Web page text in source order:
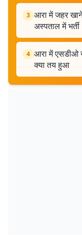
3 आरा में जहर
अस्पताल में भर्ती
4 आरा में एसडीओ
क्या तय हुआ